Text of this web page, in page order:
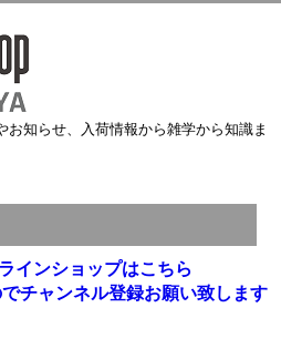
お知らせ、入荷情報から雑学から知識ま
インショップはこちら
チャンネル登録お願い致します